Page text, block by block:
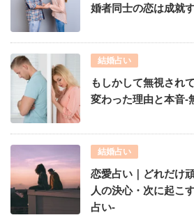
婚者同士の恋は成就
結婚占い
もしかして無視され
変わった理由と本音-
結婚占い
恋愛占い｜どれだけ
人の決心・次に起こ
占い-